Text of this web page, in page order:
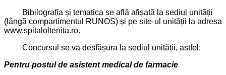
Bibilografia și tematica se află afișată la sediul unității
(lângă compartimentul RUNOS) și pe site-ul unității la adresa
www.spitaloltenita.ro.
Concursul se va desfășura la sediul unității, astfel:
Pentru postul de asistent medical de farmacie